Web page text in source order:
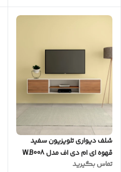
شلف دیواری تلویزیون سفید
قهوه ای ام دی اف مدل W.B008
تماس بگیرید